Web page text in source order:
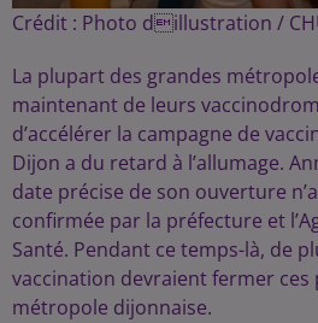
Crédit : Photo dillustration /
La plupart des grandes
maintenant de leurs
d’accélérer la campagne de
Dijon a du retard à l’allumage.
date précise de son ouverture
confirmée par la préfecture et
Santé. Pendant ce temps-là, de
vaccination devraient fermer
métropole dijonnaise.